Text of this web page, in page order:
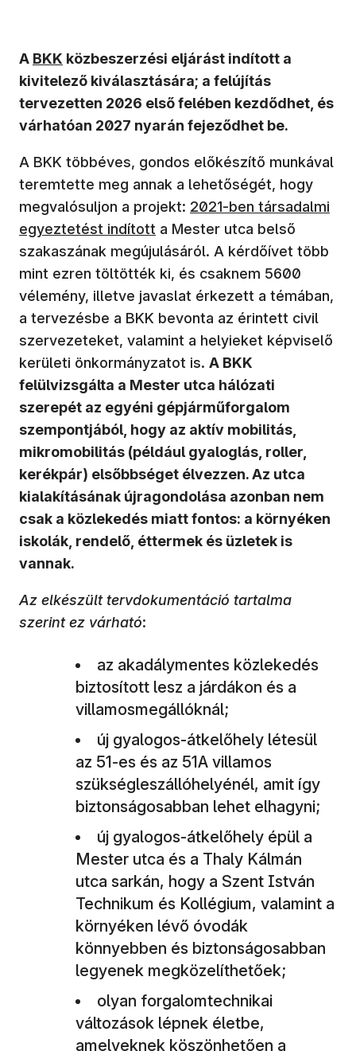
A (új ablakban nyílik meg)
BKK közbeszerzési eljárást indított a
kivitelező kiválasztására; a felújítás
tervezetten 2026 első felében kezdődhet, és
várhatóan 2027 nyarán fejeződhet be.
A BKK többéves, gondos előkészítő munkával
teremtette meg annak a lehetőségét, hogy
megvalósuljon a projekt: 2021-ben társadalmi
egyeztetést indított a Mester utca belső
szakaszának megújulásáról. A kérdőívet több
mint ezren töltötték ki, és csaknem 5600
vélemény, illetve javaslat érkezett a témában,
a tervezésbe a BKK bevonta az érintett civil
szervezeteket, valamint a helyieket képviselő
kerületi önkormányzatot is. A BKK
felülvizsgálta a Mester utca hálózati
szerepét az egyéni gépjárműforgalom
szempontjából, hogy az aktív mobilitás,
mikromobilitás (például gyaloglás, roller,
kerékpár) elsőbbséget élvezzen. Az utca
kialakításának újragondolása azonban nem
csak a közlekedés miatt fontos: a környéken
iskolák, rendelő, éttermek és üzletek is
vannak.
Az elkészült tervdokumentáció tartalma
szerint ez várható:
az akadálymentes közlekedés
biztosított lesz a járdákon és a
villamosmegállóknál;
új gyalogos-átkelőhely létesül
az 51-es és az 51A villamos
szükségleszállóhelyénél, amit így
biztonságosabban lehet elhagyni;
új gyalogos-átkelőhely épül a
Mester utca és a Thaly Kálmán
utca sarkán, hogy a Szent István
Technikum és Kollégium, valamint a
környéken lévő óvodák
könnyebben és biztonságosabban
legyenek megközelíthetőek;
olyan forgalomtechnikai
változások lépnek életbe,
amelyeknek köszönhetően a